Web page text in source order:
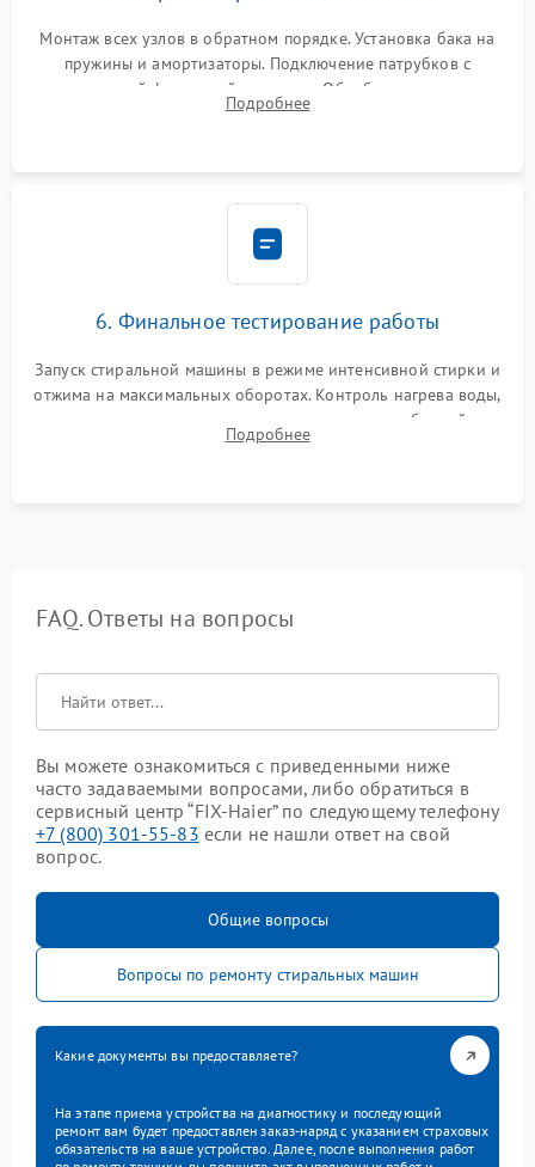
Монтаж всех узлов в обратном порядке. Установка бака на
пружины и амортизаторы. Подключение патрубков с
надежной фиксацией хомутами. Обработка стыков
герметиком для предотвращения возможных протечек воды.
Подробнее
6. Финальное тестирование работы
Запуск стиральной машины в режиме интенсивной стирки и
отжима на максимальных оборотах. Контроль нагрева воды,
корректности слива, отсутствия излишних вибраций,
посторонних стуков и протечек под корпусом.
Подробнее
FAQ. Ответы на вопросы
Вы можете ознакомиться с приведенными ниже
часто задаваемыми вопросами, либо обратиться в
сервисный центр “FIX-Haier” по следующему телефону
+7 (800) 301-55-83 если не нашли ответ на свой
вопрос.
Общие вопросы
Вопросы по ремонту стиральных машин
Какие документы вы предоставляете?
На этапе приема устройства на диагностику и последующий
ремонт вам будет предоставлен заказ-наряд с указанием страховых
обязательств на ваше устройство. Далее, после выполнения работ